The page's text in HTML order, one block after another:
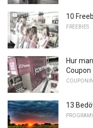
10
FREEBIES
Hur
Coupon
13